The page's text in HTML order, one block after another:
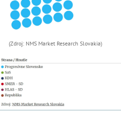
(Zdroj: NMS Market Research Slovakia)